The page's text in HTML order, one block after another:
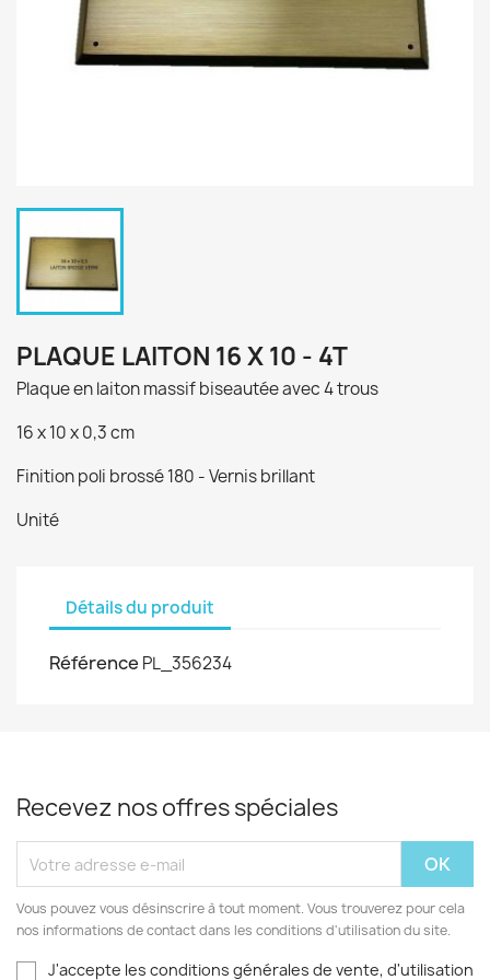
PLAQUE LAITON 16 X 10 - 4T
Plaque en laiton massif biseautée avec 4 trous
16 x 10 x 0,3 cm
Finition poli brossé 180 - Vernis brillant
Unité
Détails du produit
Référence PL_356234
Recevez nos offres spéciales
Vous pouvez vous désinscrire à tout moment. Vous trouverez pour cela
nos informations de contact dans les conditions d'utilisation du site.
J'accepte les conditions générales de vente, d'utilisation